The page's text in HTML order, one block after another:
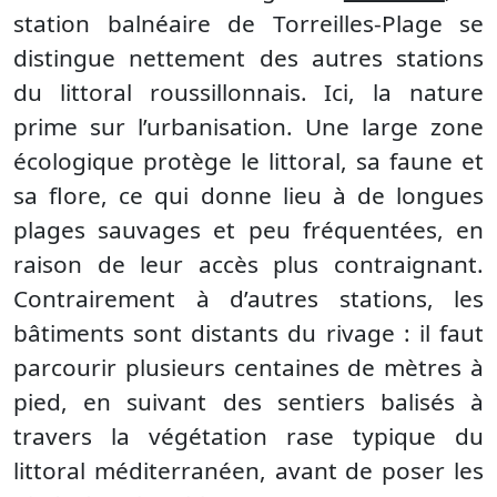
station balnéaire de Torreilles-Plage se
distingue nettement des autres stations
du littoral roussillonnais. Ici, la nature
prime sur l’urbanisation. Une large zone
écologique protège le littoral, sa faune et
sa flore, ce qui donne lieu à de longues
plages sauvages et peu fréquentées, en
raison de leur accès plus contraignant.
Contrairement à d’autres stations, les
bâtiments sont distants du rivage : il faut
parcourir plusieurs centaines de mètres à
pied, en suivant des sentiers balisés à
travers la végétation rase typique du
littoral méditerranéen, avant de poser les